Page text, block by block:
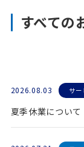
すべての
2026.08.03 サー
夏季休業について